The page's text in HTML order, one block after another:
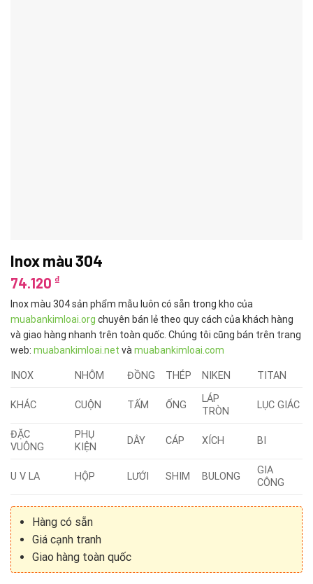
Inox màu 304
74.120 ₫
Inox màu 304 sản phẩm mẫu luôn có sẵn trong kho của
muabankimloai.org chuyên bán lẻ theo quy cách của khách hàng
và giao hàng nhanh trên toàn quốc. Chúng tôi cũng bán trên trang
web: muabankimloai.net và muabankimloai.com
INOX NHÔM ĐỒNG THÉP NIKEN TITAN
KHÁC CUỘN TẤM ỐNG
LÁP
TRÒN
LỤC GIÁC
ĐẶC
VUÔNG
PHỤ
KIỆN
DÂY CÁP XÍCH BI
U V LA HỘP LƯỚI SHIM BULONG
GIA
CÔNG
Hàng có sẵn
Giá cạnh tranh
Giao hàng toàn quốc